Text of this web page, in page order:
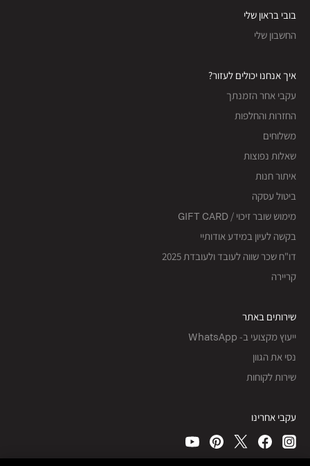
בובי בראון שלי
החשבון שלי
איך אנחנו יכולים לעזור?
עקבי אחר הזמנתך
החזרות והחלפות
משלוחים
שאלות נפוצות
איתור חנות
ביטול עסקה
מימוש שובר זיכוי / GIFT CARD
בקשה לעיון במידע אודותיי
דו"ח שכר שווה לעובד ולעובדת 2025
קריירה
שירותים באתר
ייעוץ מקצועי ב- WhatsApp
נסי את הגוון
שירות לקוחות
עקבי אחרינו